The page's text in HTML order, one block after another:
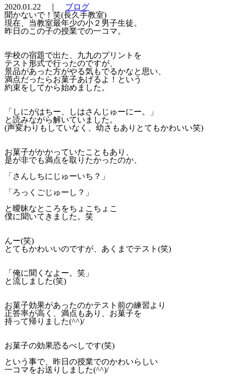
2020.01.22 ｜ ブログ
聞かないで！笑(長久手教室)
現在、当教室最年少の小２男子生徒。
昨日のこの子の授業での一コマ。
学校の宿題で出た、九九のプリントを
テスト形式で行ったのですが、
景品があった方がやる気もでるかなと思い、
満点だったらお菓子あげるよ！という
約束をしてから始めました。
「しにがはちー、しはさんじゅーにー。」
と読みながら解いていました。
(声変わりもしていなく、幼さもありとてもかわいい笑)
お菓子がかかっていたこともあり、
是が非でも満点を取りたかったのか、
「さんしちにじゅーいち？」
「ろっくごじゅーし？」
と曖昧なところをちょこちょこ
僕に聞いてきました。笑
んー(笑)
とてもかわいいのですが、あくまでテスト(笑)
「俺に聞くなよー。笑」
と流しました(笑)
お菓子効果があったのかテスト前の練習より
正答率が高く、満点もあり、お菓子を
持って帰りました(^^)/
お菓子の効果恐るべしです(笑)
という事で、昨日の授業でのかわいらしい
一コマをお送りしました(^^)/